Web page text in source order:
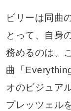
ビリーは同曲
とって、自身
務めるのは、
曲「
オのビジュア
プレッツェル